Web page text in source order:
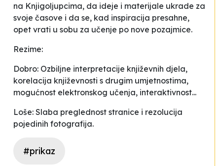
na Knjigoljupcima, da ideje i materijale ukrade za
svoje časove i da se, kad inspiracija presahne,
opet vrati u sobu za učenje po nove pozajmice.
Rezime:
Dobro: Ozbiljne interpretacije književnih djela,
korelacija književnosti s drugim umjetnostima,
mogućnost elektronskog učenja, interaktivnost...
Loše: Slaba preglednost stranice i rezolucija
pojedinih fotografija.
#prikaz